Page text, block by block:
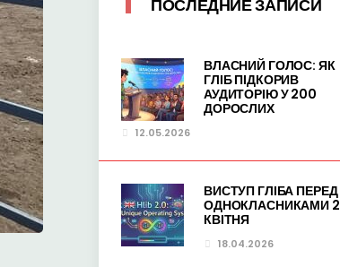
ПОСЛЕДНИЕ ЗАПИСИ
ВЛАСНИЙ ГОЛОС: ЯК
ГЛІБ ПІДКОРИВ
АУДИТОРІЮ У 200
ДОРОСЛИХ
12.05.2026
ВИСТУП ГЛІБА ПЕРЕД
ОДНОКЛАСНИКАМИ 2
КВІТНЯ
18.04.2026